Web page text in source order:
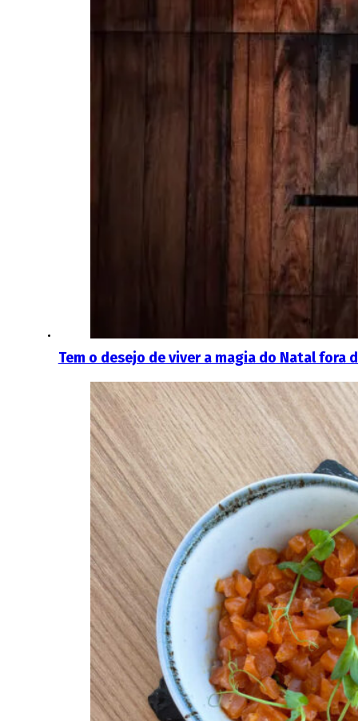
Tem o desejo de viver a magia do Natal fora